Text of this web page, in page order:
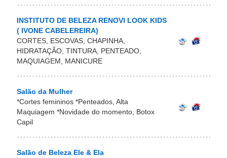
INSTITUTO DE BELEZA RENOVI LOOK KIDS
( IVONE CABELEREIRA)
CORTES, ESCOVAS, CHAPINHA,
HIDRATAÇÃO, TINTURA, PENTEADO,
MAQUIAGEM, MANICURE
Salão da Mulher
*Cortes femininos *Penteados, Alta
Maquiagem *Novidade do momento, Botox
Capil
Salão de Beleza Ele & Ela